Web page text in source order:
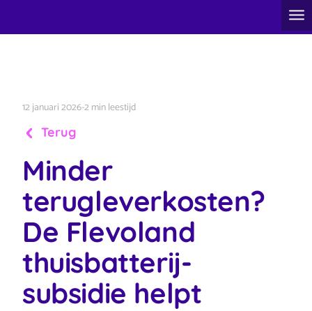
12 januari 2026-2 min leestijd
Terug
Minder
terugleverkosten?
De Flevoland
thuisbatterij-
subsidie helpt